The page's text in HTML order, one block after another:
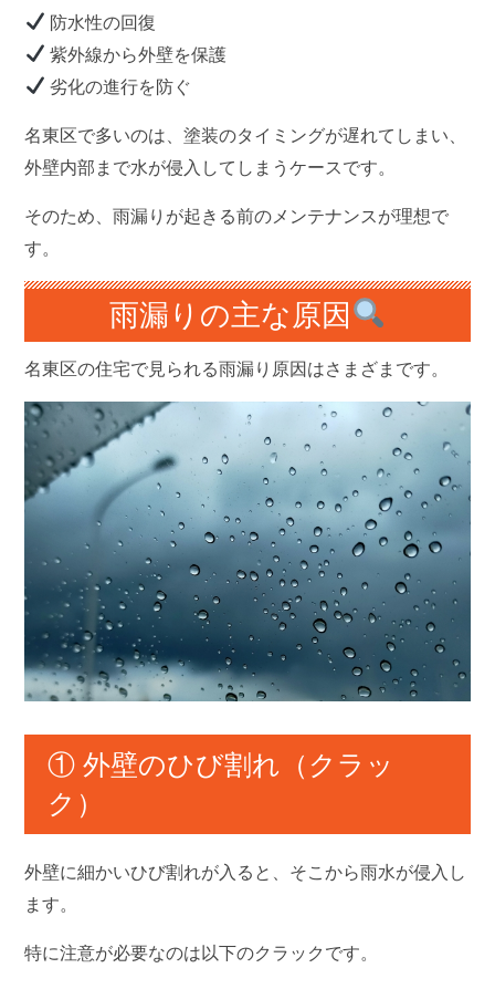
防水性の回復
紫外線から外壁を保護
劣化の進行を防ぐ
名東区で多いのは、塗装のタイミングが遅れてしまい、
外壁内部まで水が侵入してしまうケースです。
そのため、雨漏りが起きる前のメンテナンスが理想で
す。
雨漏りの主な原因
名東区の住宅で見られる雨漏り原因はさまざまです。
① 外壁のひび割れ（クラッ
ク）
外壁に細かいひび割れが入ると、そこから雨水が侵入し
ます。
特に注意が必要なのは以下のクラックです。